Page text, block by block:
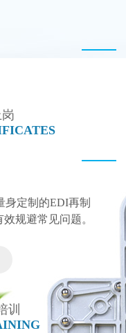
身定制的EDI再制
规避常见问题。
训